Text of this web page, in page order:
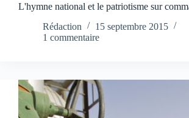
L'hymne national et le patriotisme sur
Rédaction
15 septembre 2015
1 commentaire